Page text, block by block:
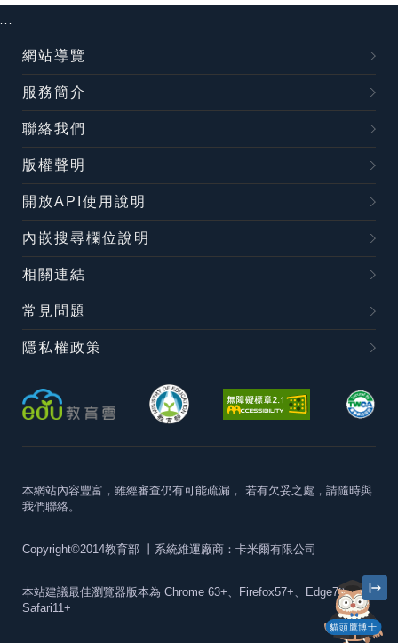
貓頭鷹博士
:::
網站導覽
服務簡介
聯絡我們
版權聲明
開放API使用說明
內嵌搜尋欄位說明
相關連結
常見問題
隱私權政策
本網站內容豐富，雖經審查仍有可能疏漏， 若有欠妥之處，請隨時與
我們聯絡。
Copyright©2014教育部 丨系統維運廠商：卡米爾有限公司
本站建議最佳瀏覽器版本為 Chrome 63+、Firefox57+、Edge79+及
Safari11+